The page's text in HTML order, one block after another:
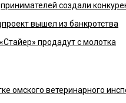
создали
вышел из банкротства
продадут с молотка
омского ветеринарного